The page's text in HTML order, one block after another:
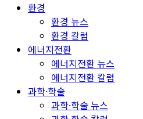
환경
환경 뉴스
환경 칼럼
에너지전환
에너지전환 뉴스
에너지전환 칼럼
과학·학술
과학·학술 뉴스